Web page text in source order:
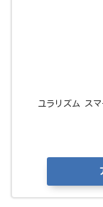
ユラリズム ス